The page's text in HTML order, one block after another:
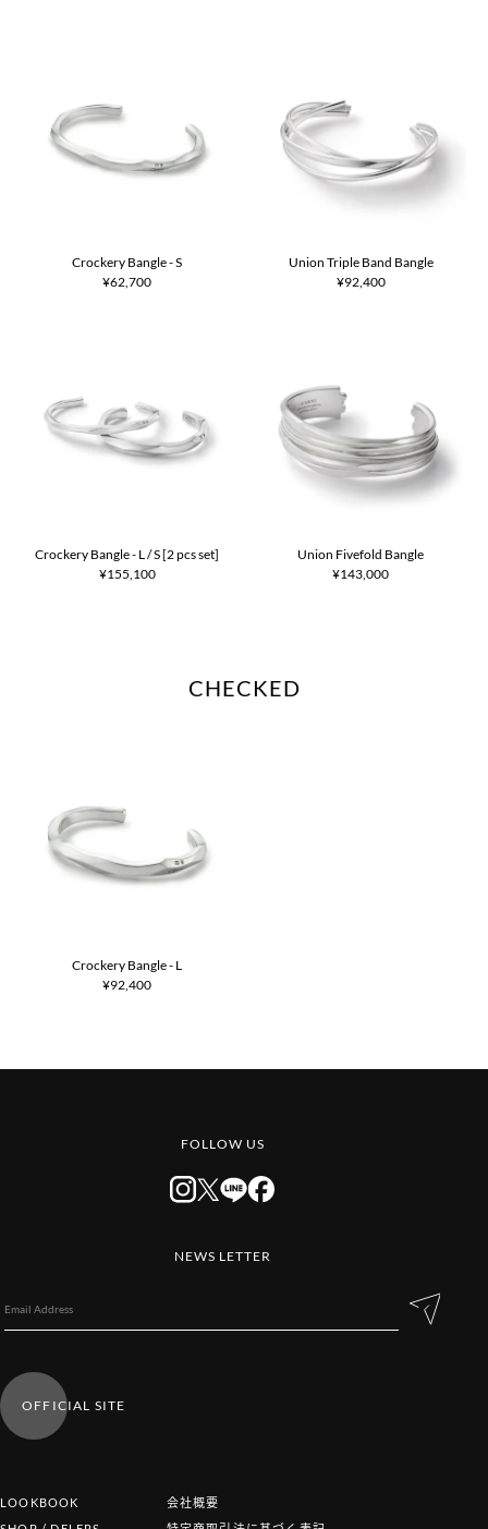
Crockery Bangle - S
¥62,700
Union Triple Band Bangle
¥92,400
Crockery Bangle - L / S [2 pcs set]
¥155,100
Union Fivefold Bangle
¥143,000
CHECKED
Crockery Bangle - L
¥92,400
FOLLOW US
NEWS LETTER
OFFICIAL SITE
LOOKBOOK
会社概要